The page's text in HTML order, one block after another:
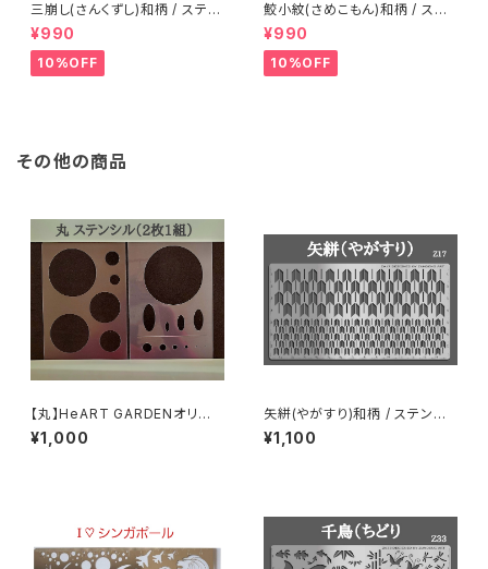
三崩し(さんくずし)和柄 / ステン
レス製ステンシル(z18)
¥990
10%OFF
鮫小紋(さめこもん)和柄 / ステ
ンレス製ステンシル(z19)
¥990
10%OFF
その他の商品
【丸】HeART GARDENオリジ
ナルステンシル
¥1,000
矢絣(やがすり)和柄 / ステンレ
ス製ステンシル(z17)
¥1,100